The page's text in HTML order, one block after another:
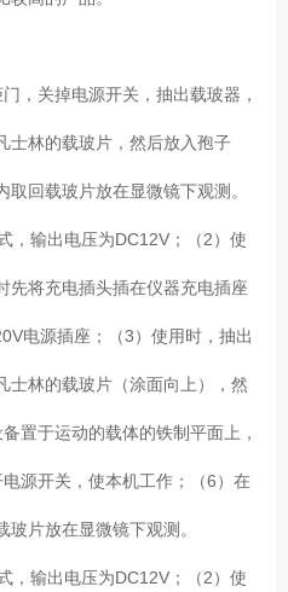
，关掉电源开关，抽出载玻器，
士林的载玻片，然后放入孢子
取回载玻片放在显微镜下观测。
，输出电压为DC12V；（2）使
先将充电插头插在仪器充电插座
电源插座；（3）使用时，抽出
士林的载玻片（涂面向上），然
置于运动的载体的铁制平面上，
源开关，使本机工作；（6）在
玻片放在显微镜下观测。
，输出电压为DC12V；（2）使